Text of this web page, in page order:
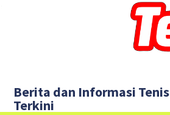
Berita dan Informasi Tenis
Terkini